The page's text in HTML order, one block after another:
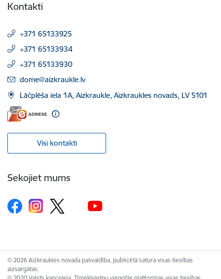
Kontakti
+371 65133925
+371 65133934
+371 65133930
E-pasts:
dome@aizkraukle.lv
Lāčplēša iela 1A, Aizkraukle, Aizkraukles novads, LV 5101
Visi kontakti
Sekojiet mums
© 2026 Aizkraukles novada pašvaldība, publicētā satura visas tiesības
aizsargātas.